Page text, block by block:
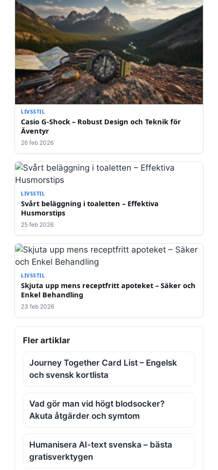
LIVSSTIL
Casio G-Shock – Robust Design och Teknik för
Äventyr
26 feb 2026
LIVSSTIL
Svårt beläggning i toaletten – Effektiva
Husmorstips
25 feb 2026
LIVSSTIL
Skjuta upp mens receptfritt apoteket – Säker och
Enkel Behandling
23 feb 2026
Fler artiklar
Journey Together Card List – Engelsk
och svensk kortlista
Vad gör man vid högt blodsocker?
Akuta åtgärder och symtom
Humanisera AI-text svenska – bästa
gratisverktygen